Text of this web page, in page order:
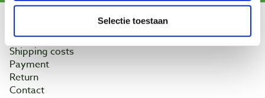
Selectie toestaan
Customer service
Shipping costs
Payment
Return
Contact